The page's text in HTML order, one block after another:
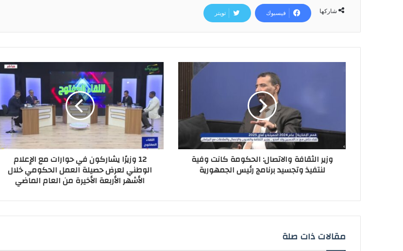
شاركها فيسبوك تويتر
وزير الثقافة والاتصال: الحكومة كانت وفية
لنتفيذ وتجسيد برنامج رئيس الجمهورية
12 وزيرًا يشاركون في حوارات مع الإعلام
الوطني لعرض حصيلة العمل الحكومي خلال
الأشهر الأربعة الأخيرة من العام الماضي
مقالات ذات صلة